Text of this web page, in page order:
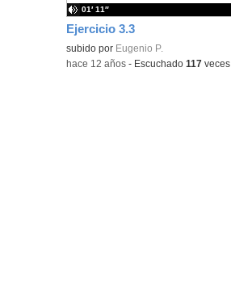
Ejercicio 3.3
subido por Eugenio P.
01′ 11″
-hace 12 años - Escuchado117 veces